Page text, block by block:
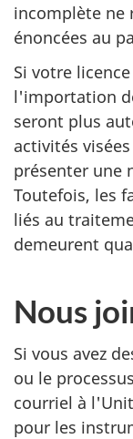
incomplète ne
énoncées au
Si votre
l'importation
seront plus
activités
présenter une
Toutefois, les
liés au
demeurent
Nous
Si vous avez
ou le
courriel à
pour les